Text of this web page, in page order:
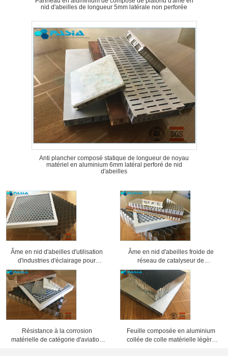
nid d'abeilles de longueur 5mm latérale non perforée
Anti plancher composé statique de longueur de noyau
matériel en aluminium 6mm latéral perforé de nid
d'abeilles
Âme en nid d'abeilles d'utilisation
d'industries d'éclairage pour
différentes grilles de projecteur
d'exposition
Âme en nid d'abeilles froide de
réseau de catalyseur de
climatisation, panneaux en
aluminium de nid d'abeilles
Résistance à la corrosion
matérielle de catégorie d'aviation
Feuille composée en aluminium
collée de colle matérielle légère